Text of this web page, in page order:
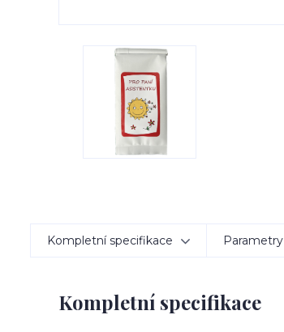
Kompletní specifikace Parametry
Kompletní specifikace